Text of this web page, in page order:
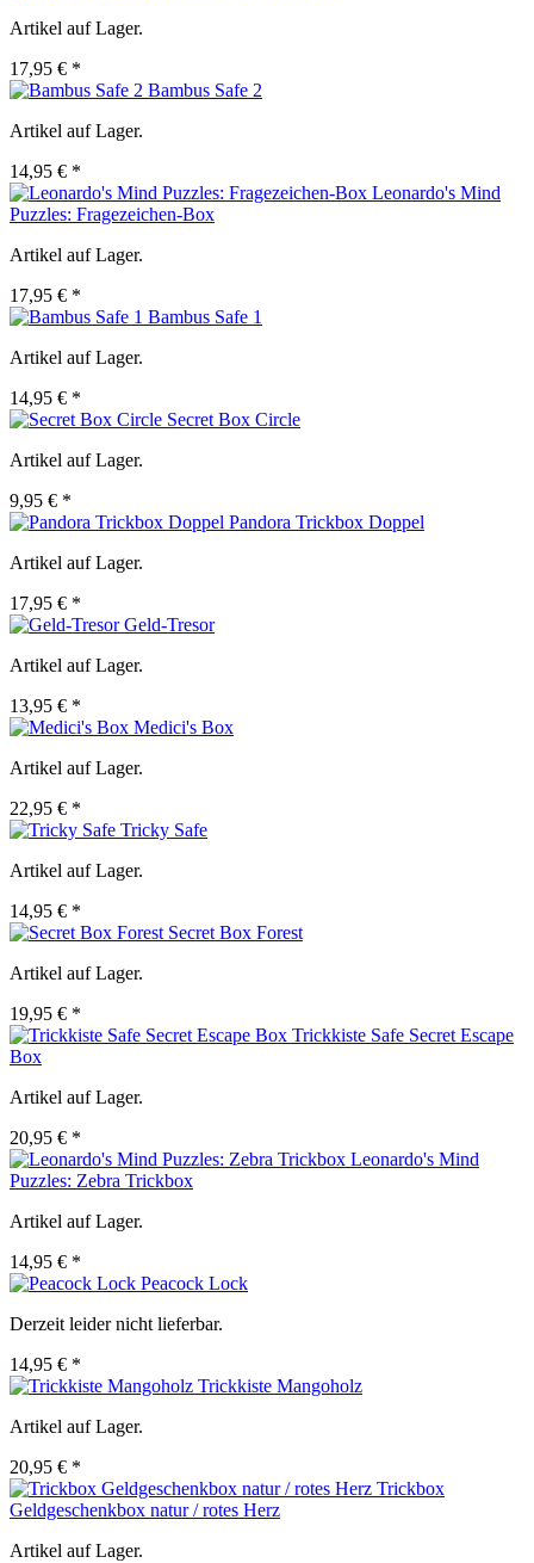
Artikel auf Lager.
17,95 € *
Bambus Safe 2
Artikel auf Lager.
14,95 € *
Leonardo's Mind
Puzzles: Fragezeichen-Box
Artikel auf Lager.
17,95 € *
Bambus Safe 1
Artikel auf Lager.
14,95 € *
Secret Box Circle
Artikel auf Lager.
9,95 € *
Pandora Trickbox Doppel
Artikel auf Lager.
17,95 € *
Geld-Tresor
Artikel auf Lager.
13,95 € *
Medici's Box
Artikel auf Lager.
22,95 € *
Tricky Safe
Artikel auf Lager.
14,95 € *
Secret Box Forest
Artikel auf Lager.
19,95 € *
Trickkiste Safe Secret Escape
Box
Artikel auf Lager.
20,95 € *
Leonardo's Mind
Puzzles: Zebra Trickbox
Artikel auf Lager.
14,95 € *
Peacock Lock
Derzeit leider nicht lieferbar.
14,95 € *
Trickkiste Mangoholz
Artikel auf Lager.
20,95 € *
Trickbox
Geldgeschenkbox natur / rotes Herz
Artikel auf Lager.